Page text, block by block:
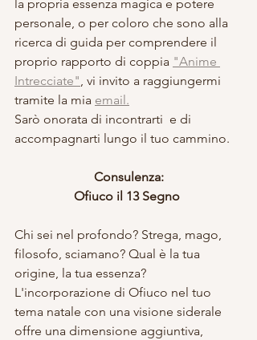
la propria essenza magica e potere
personale, o per coloro che sono alla
ricerca di guida per comprendere il
proprio rapporto di coppia "Anime
Intrecciate", vi invito a raggiungermi
tramite la mia email.
Sarò onorata di incontrarti  e di
accompagnarti lungo il tuo cammino.
Consulenza:
Ofiuco il 13 Segno
Chi sei nel profondo? Strega, mago,
filosofo, sciamano? Qual è la tua
origine, la tua essenza?
L'incorporazione di Ofiuco nel tuo
tema natale con una visione siderale
offre una dimensione aggiuntiva,